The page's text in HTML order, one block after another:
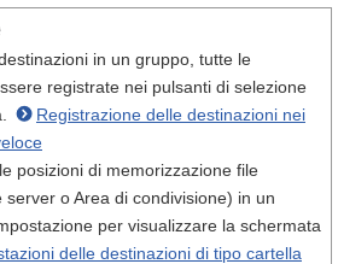
in un gruppo, tutte le
registrate nei pulsanti di selezione
Registrazione delle destinazioni nei
posizioni di memorizzazione file
server o Area di condivisione) in un
per visualizzare la schermata
delle destinazioni di tipo cartella